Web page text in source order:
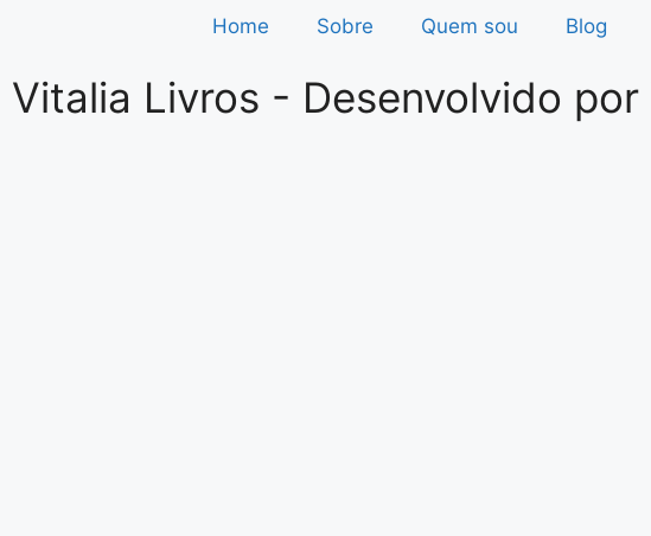
Home Sobre Quem sou Blog
Vitalia Livros​ - Desenvolvido por